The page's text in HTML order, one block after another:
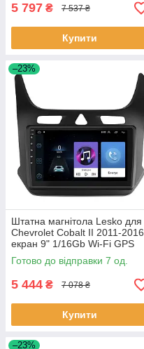
5 797 ₴ 7 537 ₴
Купити
–23%
Штатна магнітола Lesko для
Chevrolet Cobalt II 2011-2016
екран 9" 1/16Gb Wi-Fi GPS
Base Шевроле Кобальт 7 шт.
Готово до відправки 7 од.
5 444 ₴ 7 078 ₴
Купити
–23%